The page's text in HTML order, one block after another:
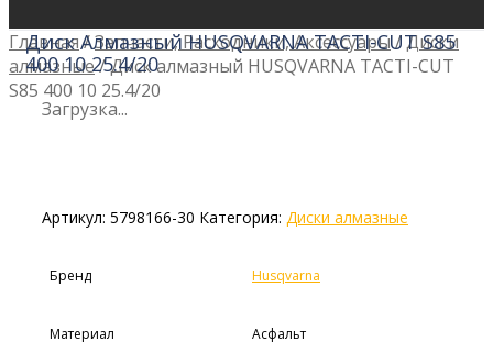
Главная/Запчасти, Расходники, Аксессуары/Диски
алмазные/Диск алмазный HUSQVARNA TACTI-CUT
S85 400 10 25.4/20
Диск Алмазный HUSQVARNA TACTI-CUT S85
400 10 25.4/20
Загрузка...
Артикул: 5798166-30 Категория: Диски алмазные
Бренд Husqvarna
Материал Асфальт